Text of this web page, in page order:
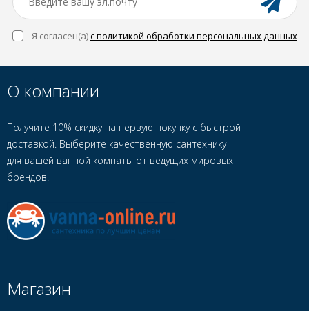
Я согласен(a)с политикой обработки персональных данных
О компании
Получите 10% скидку на первую покупку с быстрой
доставкой. Выберите качественную сантехнику
для вашей ванной комнаты от ведущих мировых
брендов.
Магазин